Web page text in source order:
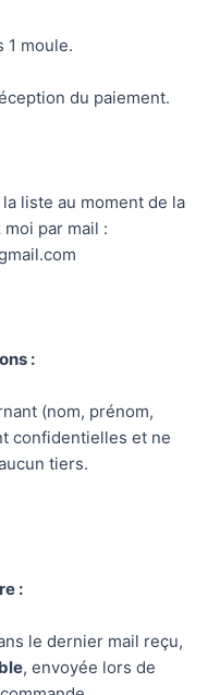
1 moule.
du paiement.
liste au moment de la
par mail :
:
(nom, prénom,
confidentielles et ne
tiers.
:
le dernier mail reçu,
, envoyée lors de